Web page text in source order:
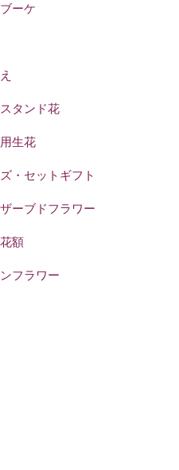
ーケ
タンド花
生花
・セットギフト
ーブドフラワー
額
フラワー